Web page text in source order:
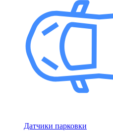
Датчики парковки